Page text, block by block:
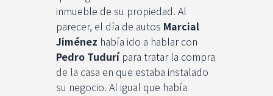
inmueble de su propiedad. Al
parecer, el día de autos Marcial
Jiménez había ido a hablar con
Pedro Tudurípara tratar la compra
de la casa en que estaba instalado
su negocio. Al igual que había